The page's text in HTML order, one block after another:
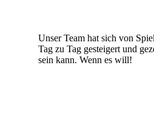
Unser Team hat sich von
Tag zu Tag gesteigert und
sein kann. Wenn es will!